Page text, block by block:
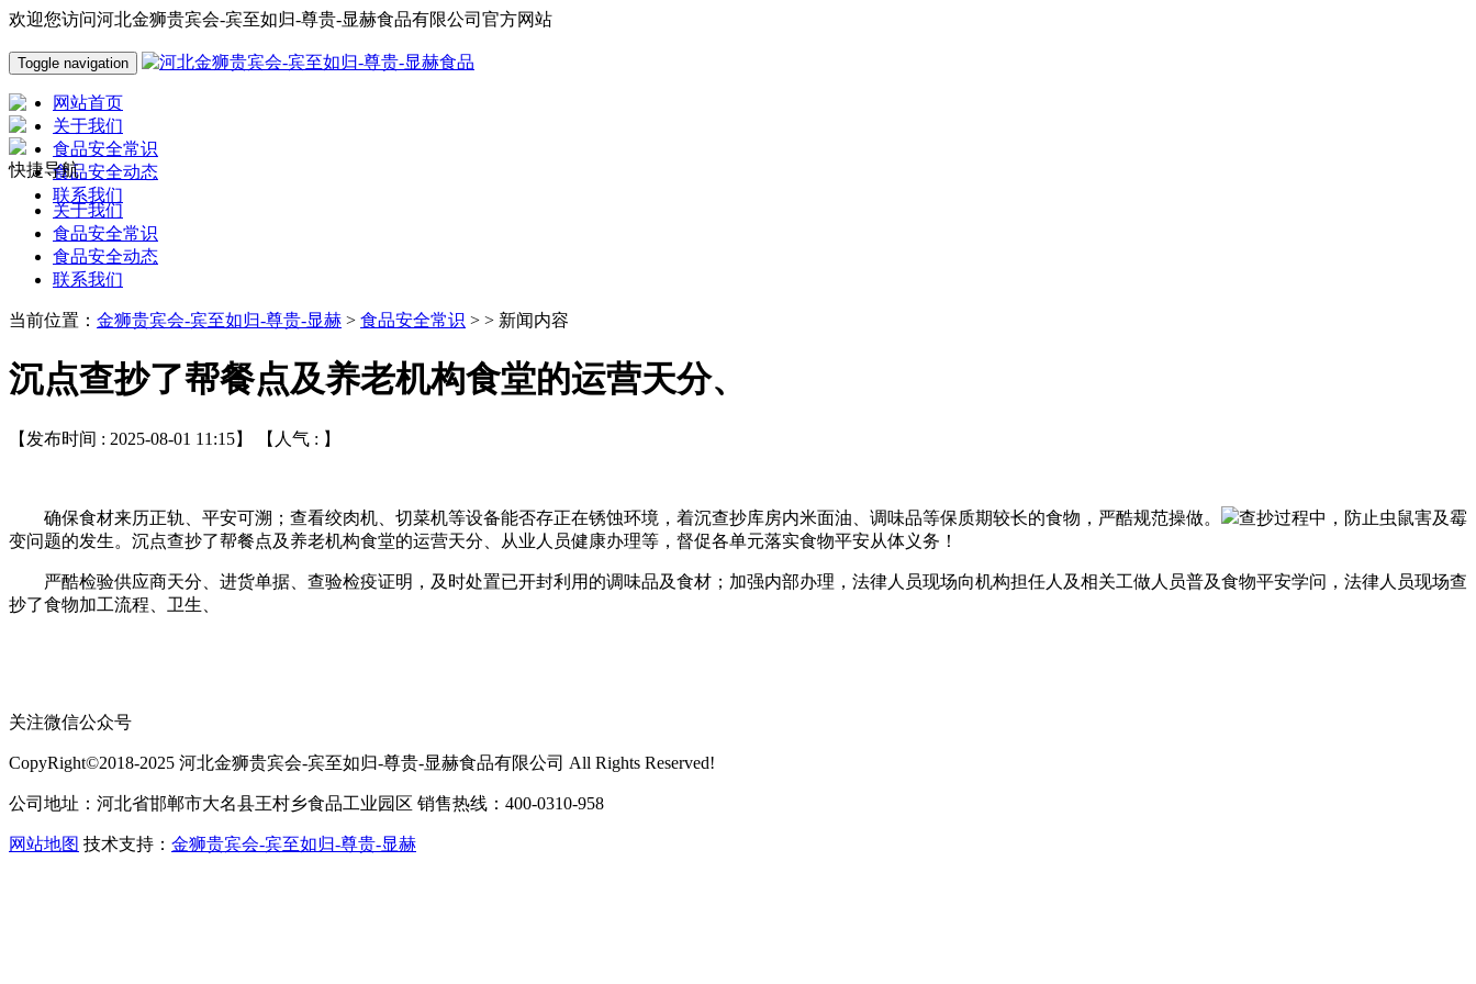
欢迎您访问河北金狮贵宾会-宾至如归-尊贵-显赫食品有限公司官方网站
Toggle navigation
网站首页
关于我们
食品安全常识
食品安全动态
联系我们
快捷导航
关于我们
食品安全常识
食品安全动态
联系我们
当前位置： 金狮贵宾会-宾至如归-尊贵-显赫 > 食品安全常识 > > 新闻内容
沉点查抄了帮餐点及养老机构食堂的运营天分、
【发布时间 : 2025-08-01 11:15】 【人气 : 】
确保食材来历正轨、平安可溯；查看绞肉机、切菜机等设备能否存正在锈蚀环境，着沉查抄库房内米面油、调味品等保质期较长的食物，严酷规范操做。
查抄过程中，防止虫鼠害及霉
变问题的发生。沉点查抄了帮餐点及养老机构食堂的运营天分、从业人员健康办理等，督促各单元落实食物平安从体义务！
严酷检验供应商天分、进货单据、查验检疫证明，及时处置已开封利用的调味品及食材；加强内部办理，法律人员现场向机构担任人及相关工做人员普及食物平安学问，法律人员现场查
抄了食物加工流程、卫生、
关注微信公众号
CopyRight©2018-2025 河北金狮贵宾会-宾至如归-尊贵-显赫食品有限公司 All Rights Reserved!
公司地址：河北省邯郸市大名县王村乡食品工业园区 销售热线：400-0310-958
网站地图 技术支持： 金狮贵宾会-宾至如归-尊贵-显赫